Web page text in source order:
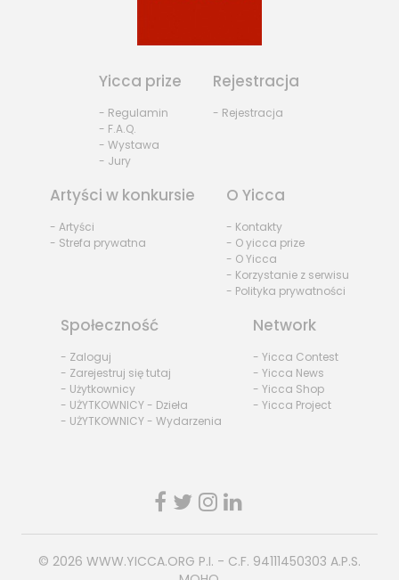
Yicca prize
- Regulamin
- F.A.Q.
- Wystawa
- Jury
Rejestracja
- Rejestracja
Artyści w konkursie
- Artyści
- Strefa prywatna
O Yicca
- Kontakty
- O yicca prize
- O Yicca
- Korzystanie z serwisu
- Polityka prywatności
Społeczność
- Zaloguj
- Zarejestruj się tutaj
- Użytkownicy
- UŻYTKOWNICY - Dzieła
- UŻYTKOWNICY - Wydarzenia
Network
- Yicca Contest
- Yicca News
- Yicca Shop
- Yicca Project
© 2026 WWW.YICCA.ORG P.I. - C.F. 94111450303 A.P.S.